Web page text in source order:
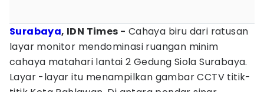
Surabaya, IDN Times - Cahaya biru dari ratusan
layar monitor mendominasi ruangan minim
cahaya matahari lantai 2 Gedung Siola Surabaya.
Layar -layar itu menampilkan gambar CCTV titik-